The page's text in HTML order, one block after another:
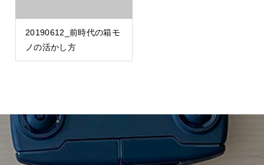
20190612_前時代の箱モ
ノの活かし方